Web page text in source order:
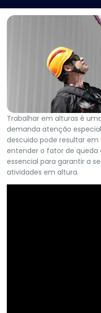
Trabalhar em alturas é
demanda atenção
descuido pode resultar em
entender o fator de queda
essencial para garantir a
atividades em altura.